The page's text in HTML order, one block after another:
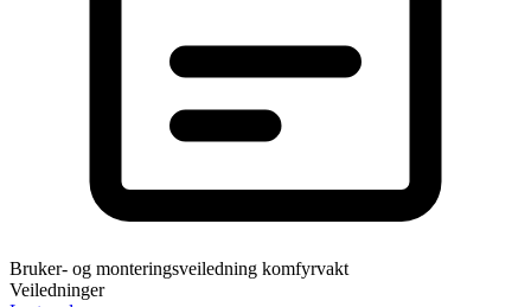
Bruker- og monteringsveiledning komfyrvakt
Veiledninger